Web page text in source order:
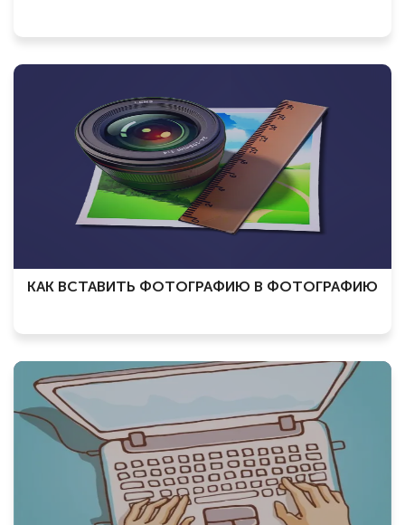
КАК ВСТАВИТЬ ФОТОГРАФИЮ В ФОТОГРАФИЮ